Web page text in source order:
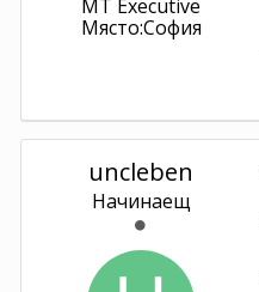
MT Executive
Място:София
uncleben
Начинаещ